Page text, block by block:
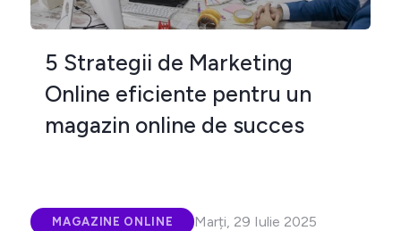
5 Strategii de Marketing
Online eficiente pentru un
magazin online de succes
MAGAZINE ONLINE Marți, 29 Iulie 2025